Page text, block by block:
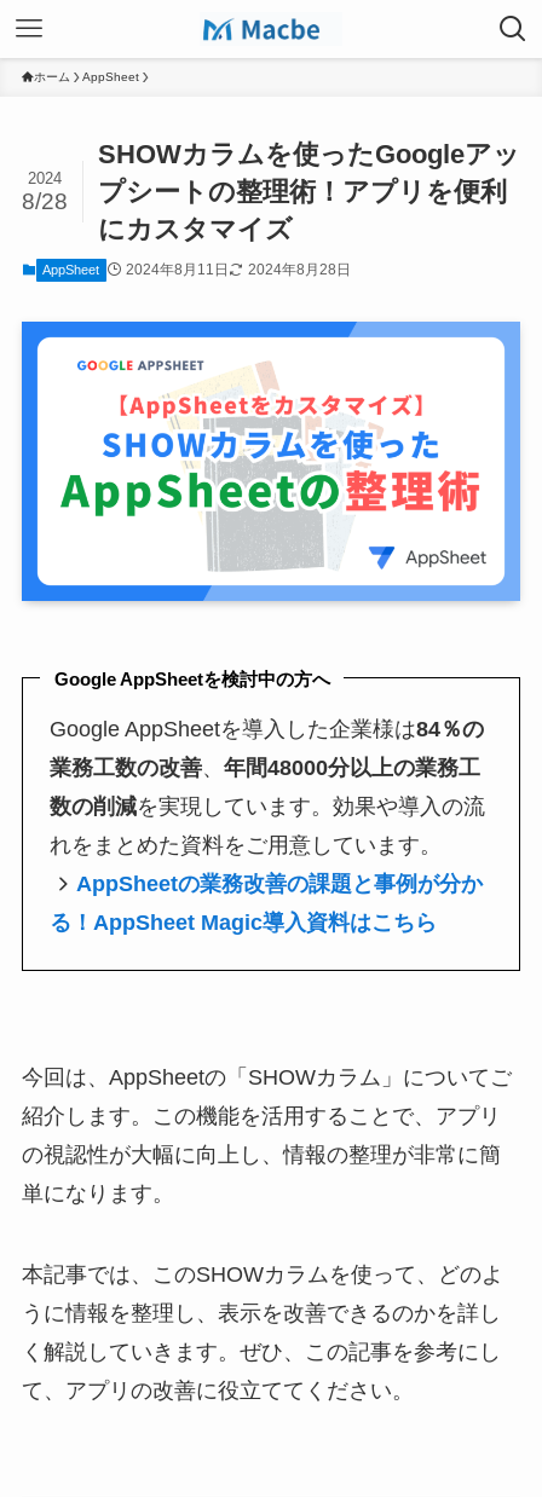
ホーム AppSheet
SHOWカラムを使ったGoogleアッ
プシートの整理術！アプリを便利
にカスタマイズ
2024
8/28
AppSheet 2024年8月11日 2024年8月28日
Google AppSheetを検討中の方へ
Google AppSheetを導入した企業様は84％の
業務工数の改善、年間48000分以上の業務工
数の削減を実現しています。効果や導入の流
れをまとめた資料をご用意しています。
AppSheetの業務改善の課題と事例が分か
る！AppSheet Magic導入資料はこちら
今回は、AppSheetの「SHOWカラム」についてご
紹介します。この機能を活用することで、アプリ
の視認性が大幅に向上し、情報の整理が非常に簡
単になります。
本記事では、このSHOWカラムを使って、どのよ
うに情報を整理し、表示を改善できるのかを詳し
く解説していきます。ぜひ、この記事を参考にし
て、アプリの改善に役立ててください。